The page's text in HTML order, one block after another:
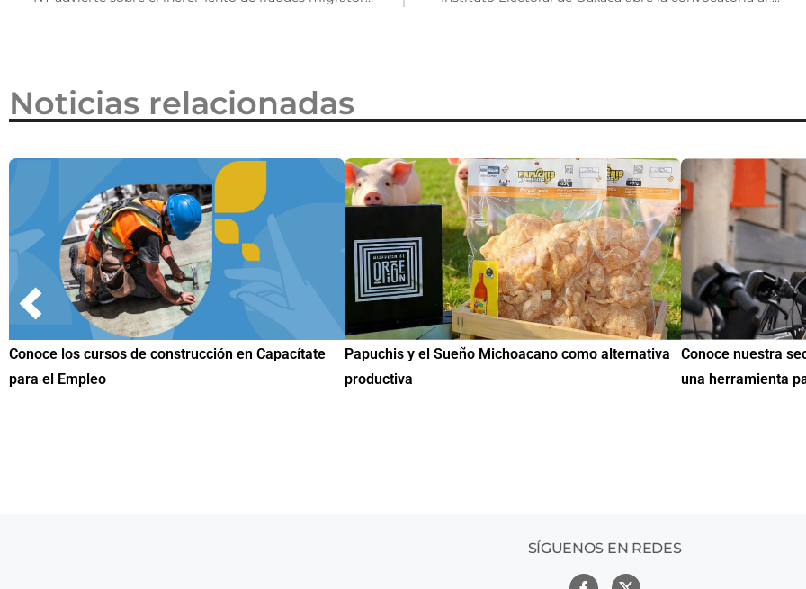
Noticias relacionadas
Papuchis y el Sueño Michoacano como alternativa
productiva
Conoce nuestra sección de Educación y Empleo:
una herramienta para encontrar oportunidades
IMME realiza
de
SÍGUENOS EN REDES